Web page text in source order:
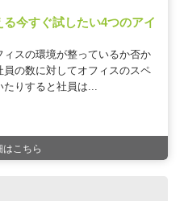
今すぐ試したい4つのアイ
スの環境が整っているか否か
の数に対してオフィスのスペ
たりすると社員は...
はこちら